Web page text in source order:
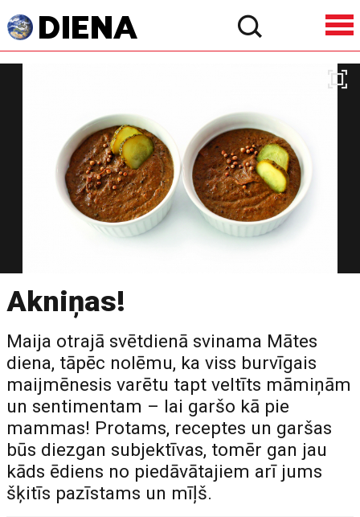
Akniņas!
Maija otrajā svētdienā svinama Mātes
diena, tāpēc nolēmu, ka viss burvīgais
maijmēnesis varētu tapt veltīts māmiņām
un sentimentam – lai garšo kā pie
mammas! Protams, receptes un garšas
būs diezgan subjektīvas, tomēr gan jau
kāds ēdiens no piedāvātajiem arī jums
šķitīs pazīstams un mīļš.